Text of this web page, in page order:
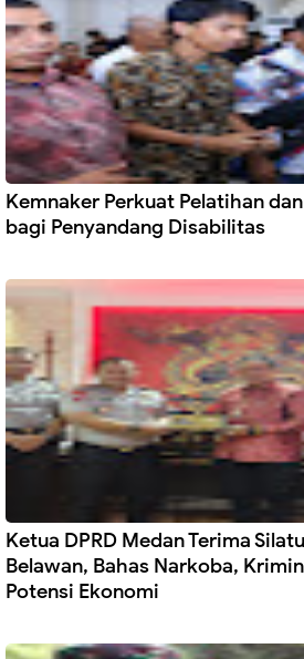
Kemnaker Perkuat Pelatihan
bagi Penyandang Disabilitas
Ketua DPRD Medan Terima
Belawan, Bahas Narkoba,
Potensi Ekonomi